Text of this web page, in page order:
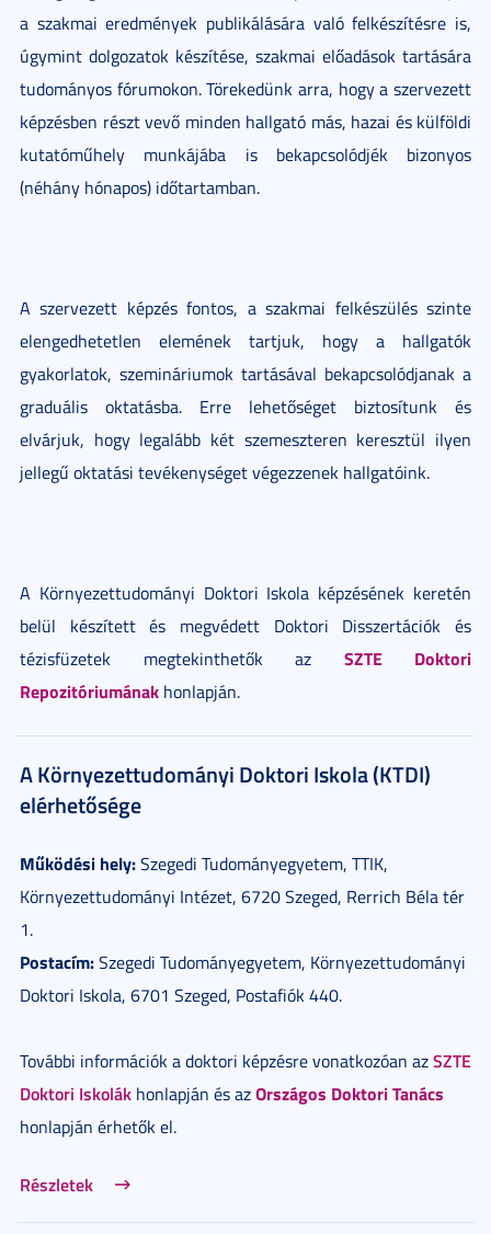
a szakmai eredmények publikálására való felkészítésre is,
úgymint dolgozatok készítése, szakmai előadások tartására
tudományos fórumokon. Törekedünk arra, hogy a szervezett
képzésben részt vevő minden hallgató más, hazai és külföldi
kutatóműhely munkájába is bekapcsolódjék bizonyos
(néhány hónapos) időtartamban.
A szervezett képzés fontos, a szakmai felkészülés szinte
elengedhetetlen elemének tartjuk, hogy a hallgatók
gyakorlatok, szemináriumok tartásával bekapcsolódjanak a
graduális oktatásba. Erre lehetőséget biztosítunk és
elvárjuk, hogy legalább két szemeszteren keresztül ilyen
jellegű oktatási tevékenységet végezzenek hallgatóink.
A Környezettudományi Doktori Iskola képzésének keretén
belül készített és megvédett Doktori Disszertációk és
tézisfüzetek megtekinthetők az SZTE Doktori
Repozitóriumának honlapján.
A Környezettudományi Doktori Iskola (KTDI)
elérhetősége
Működési hely:Szegedi Tudományegyetem, TTIK,
Környezettudományi Intézet, 6720 Szeged, Rerrich Béla tér
1.
Postacím:Szegedi Tudományegyetem, Környezettudományi
Doktori Iskola, 6701 Szeged, Postafiók 440.
További információk a doktori képzésre vonatkozóan azSZTE
Doktori Iskolák honlapján és azOrszágos Doktori Tanács
honlapján érhetők el.
Részletek